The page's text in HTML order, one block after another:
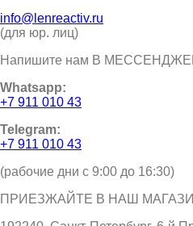
info@lenreactiv.ru
(для юр. лиц)
Напишите нам В
Whatsapp:
+7 911 010 43
Telegram:
+7 911 010 43
(рабочие дни с 9:00 до 16:30)
ПРИЕЗЖАЙТЕ В НАШ